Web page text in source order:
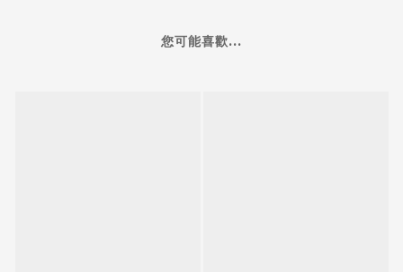
您可能喜歡...